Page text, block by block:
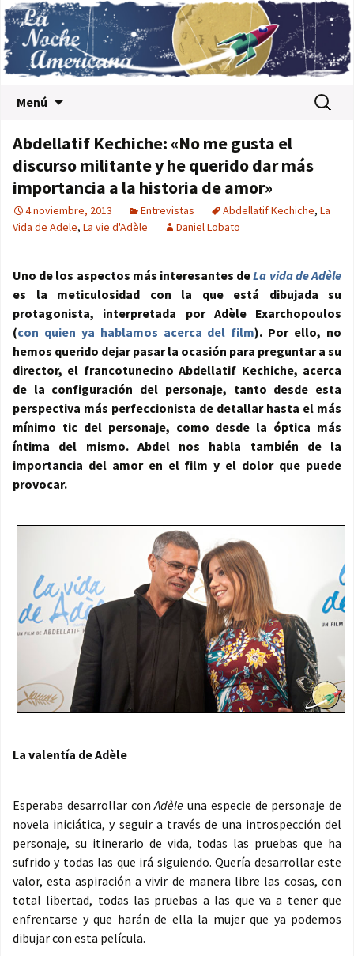
Menú Buscar:
Abdellatif Kechiche: «No me gusta el
discurso militante y he querido dar más
importancia a la historia de amor»
4 noviembre, 2013 Entrevistas Abdellatif Kechiche, La
Vida de Adele, La vie d'Adèle Daniel Lobato
Uno de los aspectos más interesantes deLa vida de Adèle
es la meticulosidad con la que está dibujada su
protagonista, interpretada por Adèle Exarchopoulos
(con quien ya hablamos acerca del film). Por ello, no
hemos querido dejar pasar la ocasión para preguntar a su
director, el francotunecino Abdellatif Kechiche, acerca
de la configuración del personaje, tanto desde esta
perspectiva más perfeccionista de detallar hasta el más
mínimo tic del personaje, como desde la óptica más
íntima del mismo. Abdel nos habla también de la
importancia del amor en el film y el dolor que puede
provocar.
La valentía de Adèle
Esperaba desarrollar conAdèle una especie de personaje de
novela iniciática, y seguir a través de una introspección del
personaje, su itinerario de vida, todas las pruebas que ha
sufrido y todas las que irá siguiendo. Quería desarrollar este
valor, esta aspiración a vivir de manera libre las cosas, con
total libertad, todas las pruebas a las que va a tener que
enfrentarse y que harán de ella la mujer que ya podemos
dibujar con esta película.